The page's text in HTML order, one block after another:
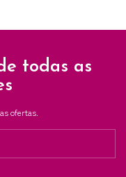
todas as
ofertas.